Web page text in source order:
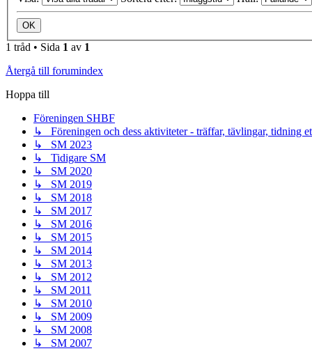
1 tråd • Sida 1 av 1
Återgå till forumindex
Hoppa till
Föreningen SHBF
↳ Föreningen och dess aktiviteter - träffar, tävlingar, tidning
↳ SM 2023
↳ Tidigare SM
↳ SM 2020
↳ SM 2019
↳ SM 2018
↳ SM 2017
↳ SM 2016
↳ SM 2015
↳ SM 2014
↳ SM 2013
↳ SM 2012
↳ SM 2011
↳ SM 2010
↳ SM 2009
↳ SM 2008
↳ SM 2007